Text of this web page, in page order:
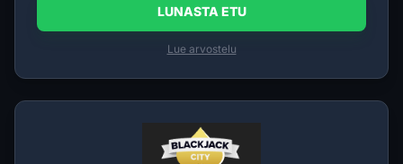
LUNASTA ETU
Lue arvostelu